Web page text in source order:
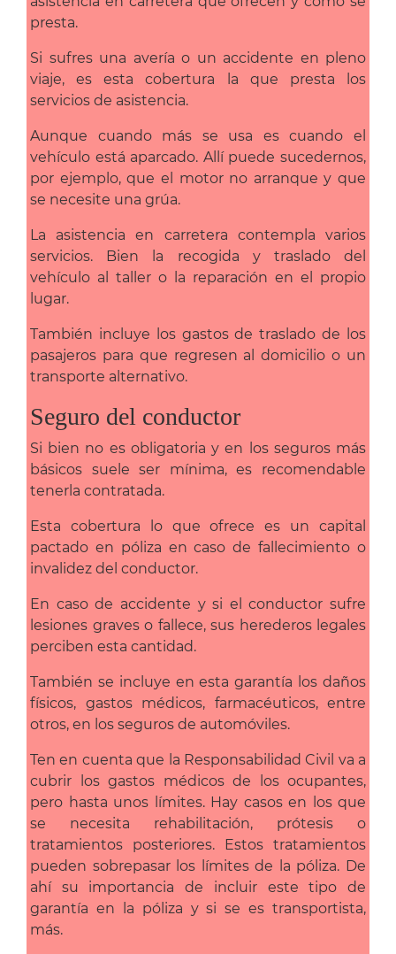
presta.
Si sufres una avería o un accidente en pleno
viaje, es esta cobertura la que presta los
servicios de asistencia.
Aunque cuando más se usa es cuando el
vehículo está aparcado. Allí puede sucedernos,
por ejemplo, que el motor no arranque y que
se necesite una grúa.
La asistencia en carretera contempla varios
servicios. Bien la recogida y traslado del
vehículo al taller o la reparación en el propio
lugar.
También incluye los gastos de traslado de los
pasajeros para que regresen al domicilio o un
transporte alternativo.
Seguro del conductor
Si bien no es obligatoria y en los seguros más
básicos suele ser mínima, es recomendable
tenerla contratada.
Esta cobertura lo que ofrece es un capital
pactado en póliza en caso de fallecimiento o
invalidez del conductor.
En caso de accidente y si el conductor sufre
lesiones graves o fallece, sus herederos legales
perciben esta cantidad.
También se incluye en esta garantía los daños
físicos, gastos médicos, farmacéuticos, entre
otros, en los seguros de automóviles.
Ten en cuenta que la Responsabilidad Civil va a
cubrir los gastos médicos de los ocupantes,
pero hasta unos límites. Hay casos en los que
se necesita rehabilitación, prótesis o
tratamientos posteriores. Estos tratamientos
pueden sobrepasar los límites de la póliza. De
ahí su importancia de incluir este tipo de
garantía en la póliza y si se es transportista,
más.